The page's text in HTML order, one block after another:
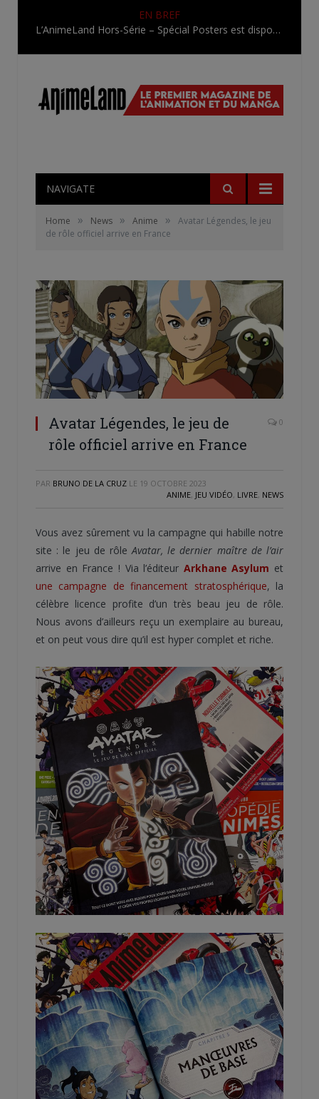
EN BREF
L’AnimeLand Hors-Série – Spécial Posters est disponible !
NAVIGATE
Home » News » Anime »
Avatar Légendes, le jeu
de rôle officiel arrive en France
Avatar Légendes, le jeu de
rôle officiel arrive en France
0
PAR BRUNO DE LA CRUZ LE 19 OCTOBRE 2023
ANIME, JEU VIDÉO, LIVRE, NEWS
Vous avez sûrement vu la campagne qui habille notre
site : le jeu de rôleAvatar, le dernier maître de l’air
arrive en France ! Via l’éditeur Arkhane Asylum et
une campagne de financement stratosphérique, la
célèbre licence profite d’un très beau jeu de rôle.
Nous avons d’ailleurs reçu un exemplaire au bureau,
et on peut vous dire qu’il est hyper complet et riche.